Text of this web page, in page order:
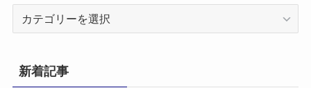
リ
ー
新着記事